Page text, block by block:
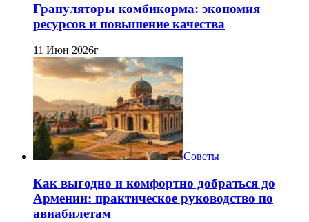
Грануляторы комбикорма: экономия
ресурсов и повышение качества
11 Июн 2026г
Советы
Как выгодно и комфортно добраться до
Армении: практическое руководство по
авиабилетам